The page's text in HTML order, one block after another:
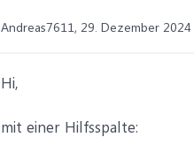
Andreas7611, 29. Dezember 2024
Hi,
mit einer Hilfsspalte: